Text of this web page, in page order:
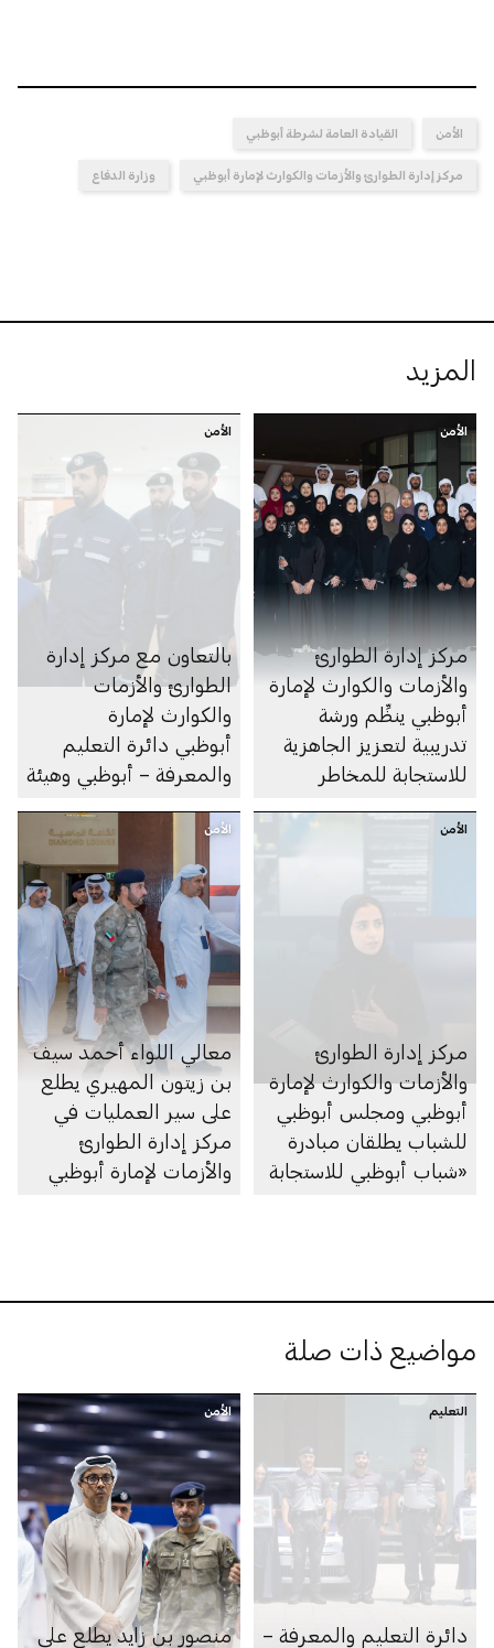
الأمن القيادة العامة لشرطة أبوظبي
مركز إدارة الطوارئ والأزمات والكوارث لإمارة أبوظبي وزارة الدفاع
المزيد
الأمن
مركز إدارة الطوارئ
والأزمات والكوارث لإمارة
أبوظبي ينظِّم ورشة
تدريبية لتعزيز الجاهزية
للاستجابة للمخاطر
الأمن
بالتعاون مع مركز إدارة
الطوارئ والأزمات
والكوارث لإمارة
أبوظبي دائرة التعليم
والمعرفة – أبوظبي وهيئة
تُجريان زيارات تفتيشية
لأكثر من 480 مدرسة
وحضانة لتقييم مستويات
الجاهزية وتعزيز معايير
السلامة في المؤسسات
التعليمية التابعة للدائرة
الأمن
مركز إدارة الطوارئ
والأزمات والكوارث لإمارة
أبوظبي ومجلس أبوظبي
للشباب يطلقان مبادرة
«شباب أبوظبي للاستجابة
الأمن
معالي اللواء أحمد سيف
بن زيتون المهيري يطلع
على سير العمليات في
مركز إدارة الطوارئ
والأزمات لإمارة أبوظبي
مواضيع ذات صلة
التعليم
دائرة التعليم والمعرفة –
الأمن
منصور بن زايد يطلع على